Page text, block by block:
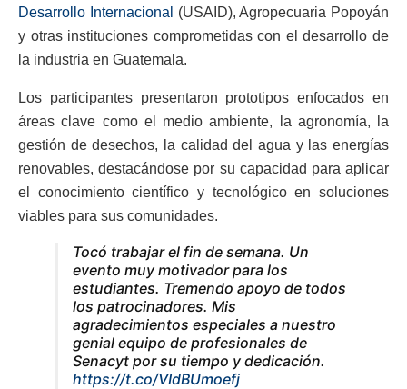
Desarrollo Internacional
(USAID), Agropecuaria Popoyán
y otras instituciones comprometidas con el desarrollo de
la industria en Guatemala.
Los participantes presentaron prototipos enfocados en
áreas clave como el medio ambiente, la agronomía, la
gestión de desechos, la calidad del agua y las energías
renovables, destacándose por su capacidad para aplicar
el conocimiento científico y tecnológico en soluciones
viables para sus comunidades.
Tocó trabajar el fin de semana. Un
evento muy motivador para los
estudiantes. Tremendo apoyo de todos
los patrocinadores. Mis
agradecimientos especiales a nuestro
genial equipo de profesionales de
Senacyt por su tiempo y dedicación.
https://t.co/VIdBUmoefj